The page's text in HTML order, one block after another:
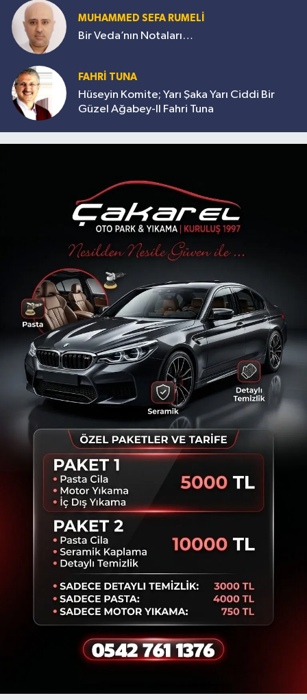
MUHAMMED SEFA RUMELİ
Bir Veda’nın Notaları…
FAHRİ TUNA
Hüseyin Komite; Yarı Şaka Yarı Ciddi Bir
Güzel Ağabey-II Fahri Tuna